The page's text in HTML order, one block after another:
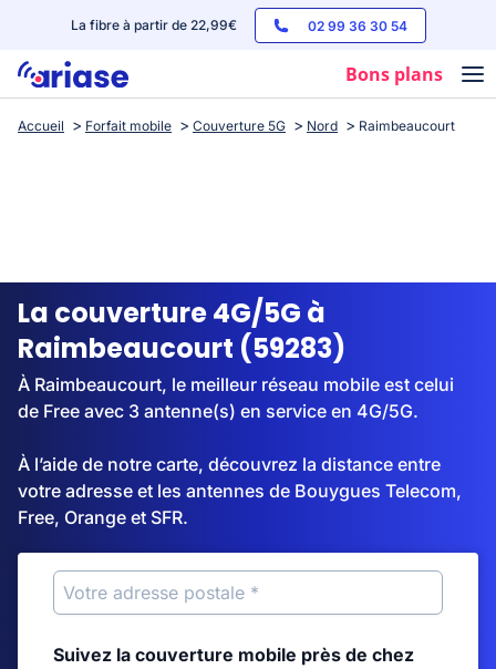
La fibre à partir de 22,99€ 02 99 36 30 54
Bons plans
Box internet
Streaming
Accueil Forfait mobile Couverture 5G Nord Raimbeaucourt
La couverture 4G/5G à
Raimbeaucourt (59283)
À Raimbeaucourt, le meilleur réseau mobile est celui
de Free avec 3 antenne(s) en service en 4G/5G.
À l’aide de notre carte, découvrez la distance entre
votre adresse et les antennes de Bouygues Telecom,
Free, Orange et SFR.
Suivez la couverture mobile près de chez